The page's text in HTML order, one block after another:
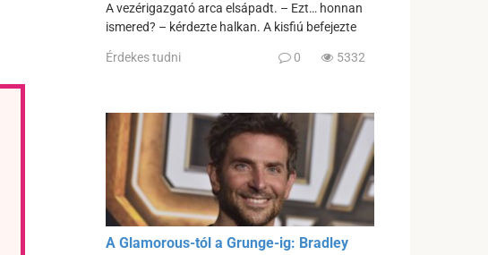
A vezérigazgató arca elsápadt. – Ezt… honnan
ismered? – kérdezte halkan. A kisfiú befejezte
Érdekes tudni 0 5332
A Glamorous-tól a Grunge-ig: Bradley